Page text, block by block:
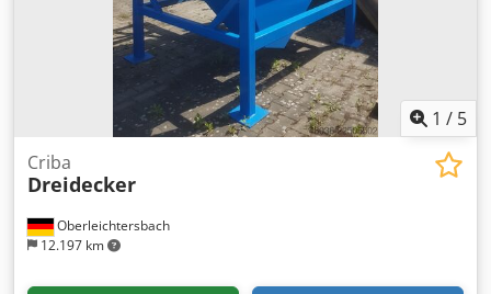
1 / 5
Oberleichtersbach
12.197 km
Criba
Dreidecker